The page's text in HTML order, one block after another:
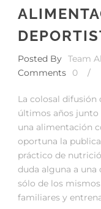
Posted By Team
Comments
0 /
La colosal difusión
últimos años junto
una alimentación
oportuna la
práctico de
duda alguna a una
sólo de los
familiares y